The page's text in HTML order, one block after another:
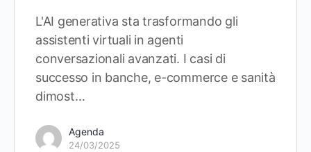
L'AI generativa sta trasformando gli
assistenti virtuali in agenti
conversazionali avanzati. I casi di
successo in banche, e-commerce e sanità
dimost…
Agenda
24/03/2025